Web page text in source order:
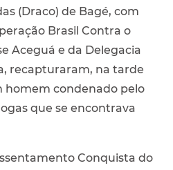
(Draco) de Bagé, com
Brasil Contra o
Aceguá e da Delegacia
recapturaram, na tarde
homem condenado pelo
que se encontrava
Conquista do